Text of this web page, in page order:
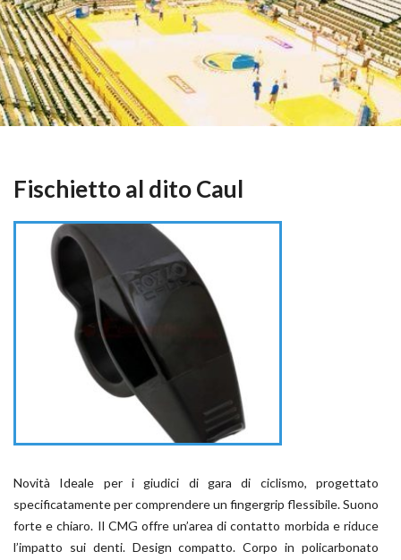
Fischietto al dito Caul
Novità Ideale per i giudici di gara di ciclismo, progettato
specificatamente per comprendere un fingergrip flessibile. Suono
forte e chiaro. Il CMG offre un’area di contatto morbida e riduce
l’impatto sui denti. Design compatto. Corpo in policarbonato